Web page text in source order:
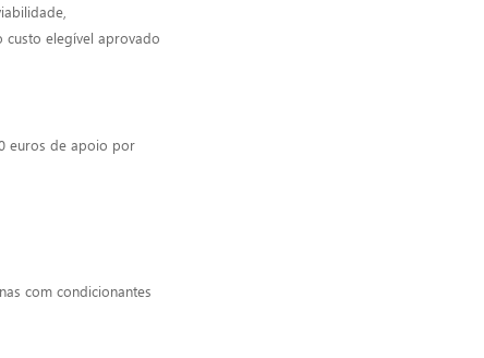
custo elegível aprovado
euros de apoio por
com condicionantes